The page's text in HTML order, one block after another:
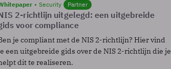
Security Partner
2-richtlijn uitgelegd: een uitgebreide
voor compliance
je compliant met de NIS 2-richtlijn? Hier vind
een uitgebreide gids over de NIS 2-richtlijn die je
dit te realiseren.